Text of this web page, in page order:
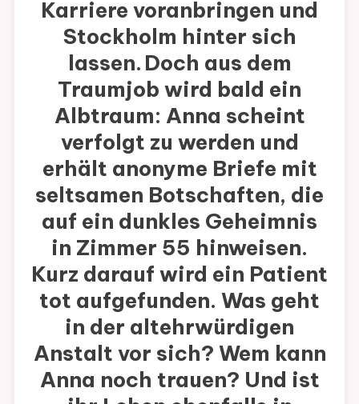
Karriere voranbringen und
Stockholm hinter sich
lassen. Doch aus dem
Traumjob wird bald ein
Albtraum: Anna scheint
verfolgt zu werden und
erhält anonyme Briefe mit
seltsamen Botschaften, die
auf ein dunkles Geheimnis
in Zimmer 55 hinweisen.
Kurz darauf wird ein Patient
tot aufgefunden. Was geht
in der altehrwürdigen
Anstalt vor sich? Wem kann
Anna noch trauen? Und ist